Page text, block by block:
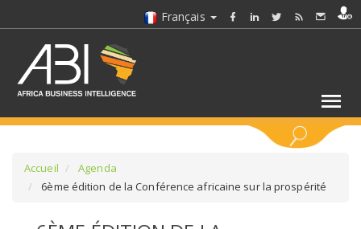
Français
SÉLECTIONNEZ UN/DES SECTEURS
Accueil
Agenda
6ème édition de la Conférence africaine sur la prospérité